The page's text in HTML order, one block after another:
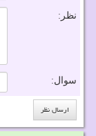
نظر:
سوال: